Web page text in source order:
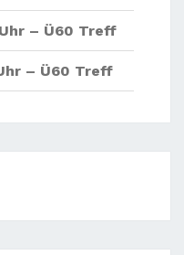
– Ü60 Treff
– Ü60 Treff